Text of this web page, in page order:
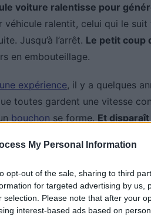
My Personal Information
opt-out of the sale, sharing to third
for targeted advertising by us,
selection. Please note that after your
interest-based ads based on
voiture ralentisse pour
véhicule ralentit, celui qui le
Jusqu’à l’arrêt. Le petit coup
en embouteillage.
une expérience, il y a quelques
toutes gardent une vitesse
bouchon se forme. Et
ne sont dus qu’à des
et un bon respect des